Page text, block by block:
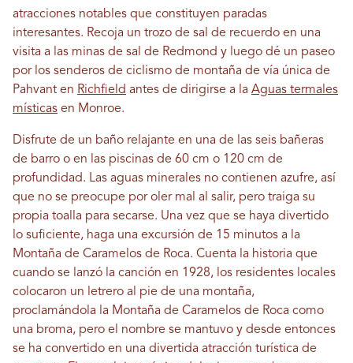
atracciones notables que constituyen paradas
interesantes. Recoja un trozo de sal de recuerdo en una
visita a las minas de sal de Redmond y luego dé un paseo
por los senderos de ciclismo de montaña de vía única de
Pahvant en Richfield antes de dirigirse a la Aguas termales
místicas en Monroe.
Disfrute de un baño relajante en una de las seis bañeras
de barro o en las piscinas de 60 cm o 120 cm de
profundidad. Las aguas minerales no contienen azufre, así
que no se preocupe por oler mal al salir, pero traiga su
propia toalla para secarse. Una vez que se haya divertido
lo suficiente, haga una excursión de 15 minutos a la
Montaña de Caramelos de Roca. Cuenta la historia que
cuando se lanzó la canción en 1928, los residentes locales
colocaron un letrero al pie de una montaña,
proclamándola la Montaña de Caramelos de Roca como
una broma, pero el nombre se mantuvo y desde entonces
se ha convertido en una divertida atracción turística de